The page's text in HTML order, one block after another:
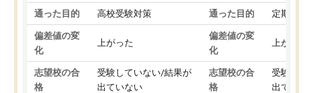
通った目的 高校受験対策
偏差値の変
化
上がった
志望校の合
格
受験していない/結果が
出ていない
通った目的 定期テス
偏差値の変
化
上がった
志望校の合
格
受験して
出ていな